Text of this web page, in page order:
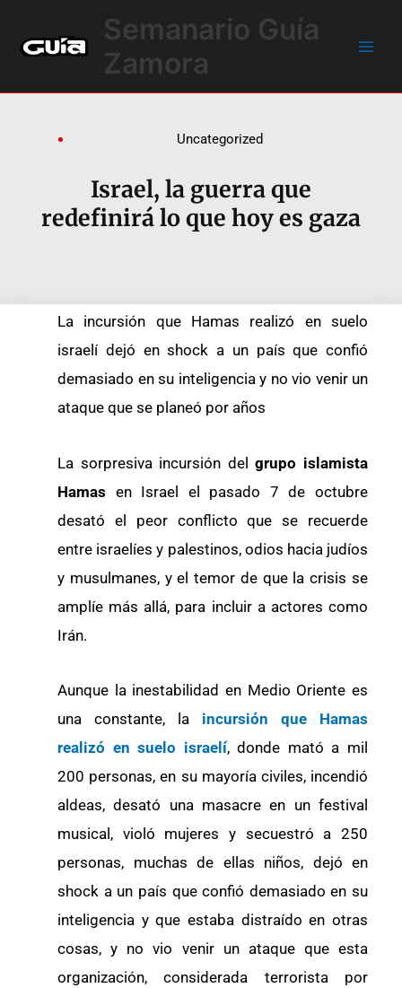
contenido
Semanario Guía
Zamora
Uncategorized
Israel, la guerra que
redefinirá lo que hoy es gaza
La incursión que Hamas realizó en suelo
israelí dejó en shock a un país que confió
demasiado en su inteligencia y no vio venir un
ataque que se planeó por años
La sorpresiva incursión delgrupo islamista
Hamas en Israel el pasado 7 de octubre
desató el peor conflicto que se recuerde
entre israelíes y palestinos, odios hacia judíos
y musulmanes, y el temor de que la crisis se
amplíe más allá, para incluir a actores como
Irán.
Aunque la inestabilidad en Medio Oriente es
una constante, la
incursión que Hamas
realizó en suelo israelí, donde mató a mil
200 personas, en su mayoría civiles, incendió
aldeas, desató una masacre en un festival
musical, violó mujeres y secuestró a 250
personas, muchas de ellas niños, dejó en
shock a un país que confió demasiado en su
inteligencia y que estaba distraído en otras
cosas, y no vio venir un ataque que esta
organización, considerada terrorista por